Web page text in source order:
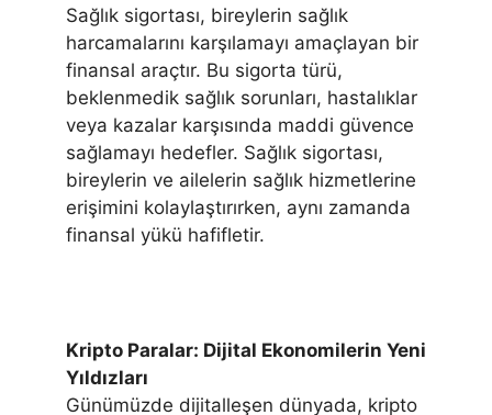
Sağlık sigortası, bireylerin sağlık
harcamalarını karşılamayı amaçlayan bir
finansal araçtır. Bu sigorta türü,
beklenmedik sağlık sorunları, hastalıklar
veya kazalar karşısında maddi güvence
sağlamayı hedefler. Sağlık sigortası,
bireylerin ve ailelerin sağlık hizmetlerine
erişimini kolaylaştırırken, aynı zamanda
finansal yükü hafifletir.
Kripto Paralar: Dijital Ekonomilerin Yeni
Yıldızları
Günümüzde dijitalleşen dünyada, kripto